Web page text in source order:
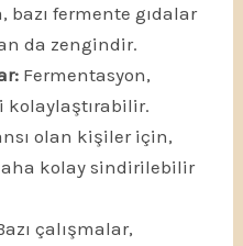
bazı fermente gıdalar
da zengindir.
Fermentasyon,
olan kişiler için,
kolay sindirilebilir
çalışmalar,